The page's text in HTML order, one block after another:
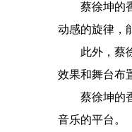
蔡徐坤的
动感的旋律，
此外，蔡
效果和舞台布
蔡徐坤的
音乐的平台。